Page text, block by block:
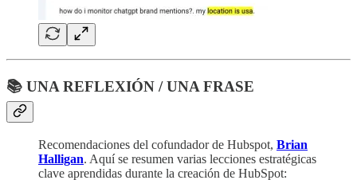
📚 UNA REFLEXIÓN / UNA FRASE
Recomendaciones del cofundador de Hubspot, Brian
Halligan. Aquí se resumen varias lecciones estratégicas
clave aprendidas durante la creación de HubSpot: